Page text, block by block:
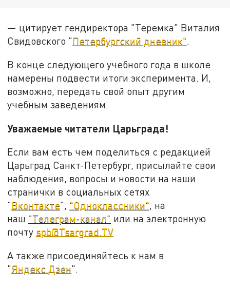
— цитирует гендиректора "Теремка" Виталия
Свидовского "Петербургский дневник".
В конце следующего учебного года в школе
намерены подвести итоги эксперимента. И,
возможно, передать свой опыт другим
учебным заведениям.
Уважаемые читатели Царьграда!
Если вам есть чем поделиться с редакцией
Царьград Санкт-Петербург, присылайте свои
наблюдения, вопросы и новости на наши
странички в социальных сетях
"Вконтакте", "Одноклассники", на
наш "Телеграм-канал" или на электронную
почту spb@Tsargrad.TV
А также присоединяйтесь к нам в
"Яндекс.Дзен".